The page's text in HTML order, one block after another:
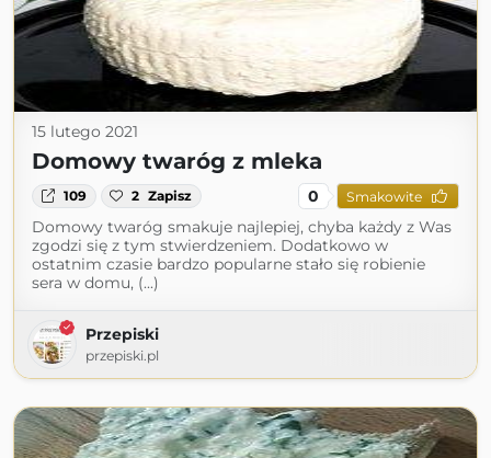
15 lutego 2021
Domowy twaróg z mleka
109 2 Zapisz 0 Smakowite
Domowy twaróg smakuje najlepiej, chyba każdy z Was
zgodzi się z tym stwierdzeniem. Dodatkowo w
ostatnim czasie bardzo popularne stało się robienie
sera w domu, (...)
Przepiski
przepiski.pl